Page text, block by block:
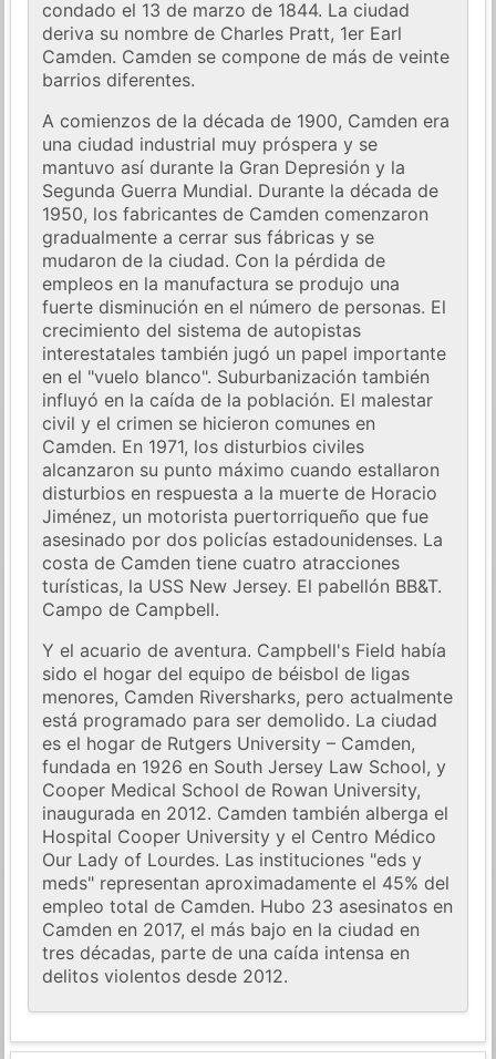
condado el 13 de marzo de 1844. La ciudad
deriva su nombre de Charles Pratt, 1er Earl
Camden. Camden se compone de más de veinte
barrios diferentes.
A comienzos de la década de 1900, Camden era
una ciudad industrial muy próspera y se
mantuvo así durante la Gran Depresión y la
Segunda Guerra Mundial. Durante la década de
1950, los fabricantes de Camden comenzaron
gradualmente a cerrar sus fábricas y se
mudaron de la ciudad. Con la pérdida de
empleos en la manufactura se produjo una
fuerte disminución en el número de personas. El
crecimiento del sistema de autopistas
interestatales también jugó un papel importante
en el "vuelo blanco". Suburbanización también
influyó en la caída de la población. El malestar
civil y el crimen se hicieron comunes en
Camden. En 1971, los disturbios civiles
alcanzaron su punto máximo cuando estallaron
disturbios en respuesta a la muerte de Horacio
Jiménez, un motorista puertorriqueño que fue
asesinado por dos policías estadounidenses. La
costa de Camden tiene cuatro atracciones
turísticas, la USS New Jersey. El pabellón BB&T.
Campo de Campbell.
Y el acuario de aventura. Campbell's Field había
sido el hogar del equipo de béisbol de ligas
menores, Camden Riversharks, pero actualmente
está programado para ser demolido. La ciudad
es el hogar de Rutgers University – Camden,
fundada en 1926 en South Jersey Law School, y
Cooper Medical School de Rowan University,
inaugurada en 2012. Camden también alberga el
Hospital Cooper University y el Centro Médico
Our Lady of Lourdes. Las instituciones "eds y
meds" representan aproximadamente el 45% del
empleo total de Camden. Hubo 23 asesinatos en
Camden en 2017, el más bajo en la ciudad en
tres décadas, parte de una caída intensa en
delitos violentos desde 2012.